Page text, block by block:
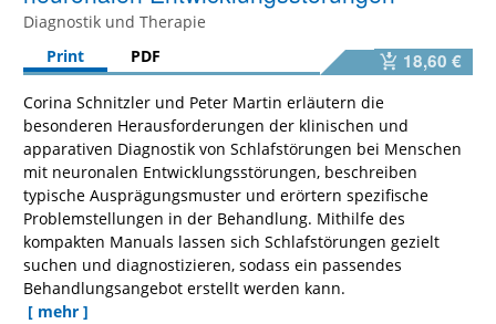
Diagnostik und Therapie
Print
PDF 18,60 €
Corina Schnitzler und Peter Martin erläutern die
besonderen Herausforderungen der klinischen und
apparativen Diagnostik von Schlafstörungen bei Menschen
mit neuronalen Entwicklungsstörungen, beschreiben
typische Ausprägungsmuster und erörtern spezifische
Problemstellungen in der Behandlung. Mithilfe des
kompakten Manuals lassen sich Schlafstörungen gezielt
suchen und diagnostizieren, sodass ein passendes
Behandlungsangebot erstellt werden kann.
[ mehr ]